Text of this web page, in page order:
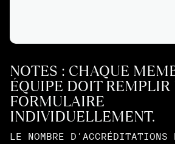
NOTES : CHAQUE
ÉQUIPE DOIT REMPLIR
FORMULAIRE
INDIVIDUELLEMENT.
LE NOMBRE D’ACCRÉDITATIONS